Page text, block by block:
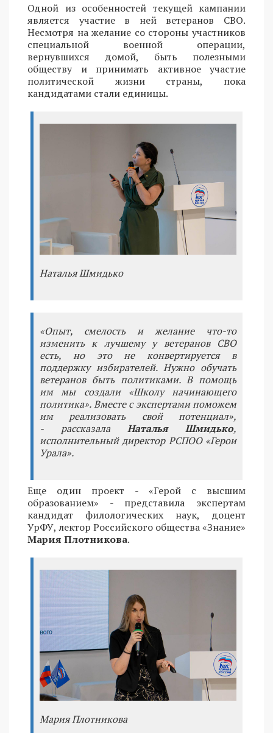
Одной из особенностей текущей кампании
является участие в ней ветеранов СВО.
Несмотря на желание со стороны участников
специальной военной операции,
вернувшихся домой, быть полезными
обществу и принимать активное участие
политической жизни страны, пока
кандидатами стали единицы.
Наталья Шмидько
«Опыт, смелость и желание что-то
изменить к лучшему у ветеранов СВО
есть, но это не конвертируется в
поддержку избирателей. Нужно обучать
ветеранов быть политиками. В помощь
им мы создали «Школу начинающего
политика». Вместе с экспертами поможем
им реализовать свой потенциал»,
- рассказалаНаталья Шмидько,
исполнительный директор РСПОО «Герои
Урала».
Еще один проект - «Герой с высшим
образованием» - представила экспертам
кандидат филологических наук, доцент
УрФУ, лектор Российского общества «Знание»
Мария Плотникова.
Мария Плотникова